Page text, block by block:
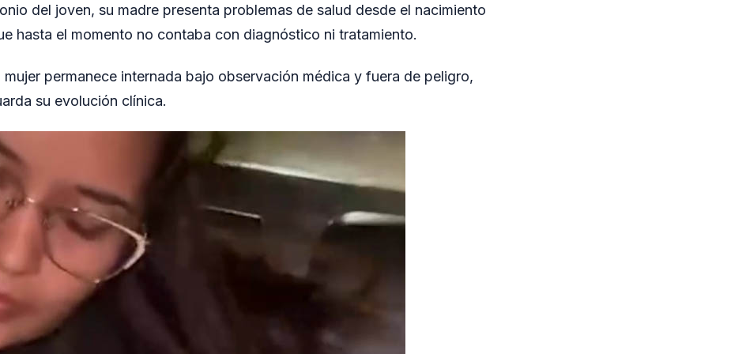
del joven, su madre presenta problemas de salud desde el nacimiento
hasta el momento no contaba con diagnóstico ni tratamiento.
mujer permanece internada bajo observación médica y fuera de peligro,
su evolución clínica.